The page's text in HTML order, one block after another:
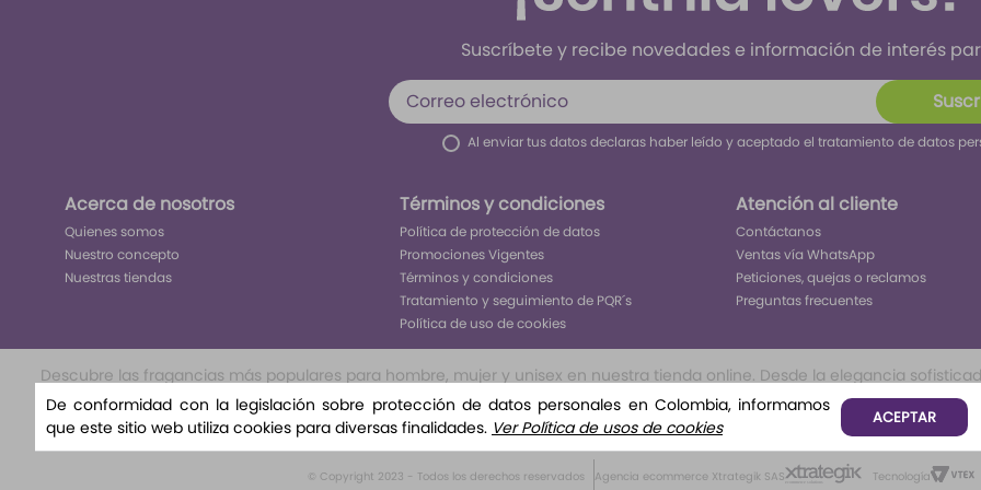
Suscríbete y recibe novedades e información de interés
Al enviar tus datos declaras haber leído y aceptado el tratamiento de datos
Acerca de nosotros
Quienes somos
Nuestro concepto
Nuestras tiendas
Términos y condiciones
Política de protección de datos
Promociones Vigentes
Términos y condiciones
Tratamiento y seguimiento de PQR´s
Política de uso de cookies
Atención al cliente
Contáctanos
Ventas vía WhatsApp
Peticiones, quejas o reclamos
Preguntas frecuentes
Descubre las fragancias más populares para hombre, mujer y unisex en nuestra tienda online. Desde la elegancia
nuestra selección exclusiva te llevará a un viaje olfativo inolvidable. Encuentra tu aroma perfecto para cada ocasión,
nuestra variedad de aromas florales, amaderado, o frutales te permitirá tener todo lo que buscar para ser el
© Copyright 2023 - Todos los derechos reservados Agencia ecommerce Xtrategik SAS Tecnología
De conformidad con la legislación sobre protección de datos personales en Colombia, informamos
que este sitio web utiliza cookies para diversas finalidades. Ver Política de usos de cookies ACEPTAR